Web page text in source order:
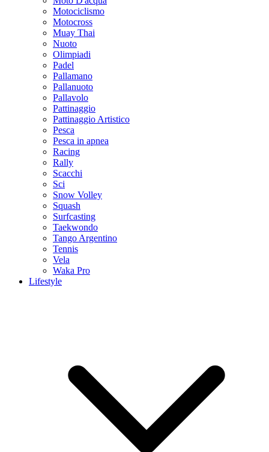
Motociclismo
Motocross
Muay Thai
Nuoto
Olimpiadi
Padel
Pallamano
Pallanuoto
Pallavolo
Pattinaggio
Pattinaggio Artistico
Pesca
Pesca in apnea
Racing
Rally
Scacchi
Sci
Snow Volley
Squash
Surfcasting
Taekwondo
Tango Argentino
Tennis
Vela
Waka Pro
Lifestyle